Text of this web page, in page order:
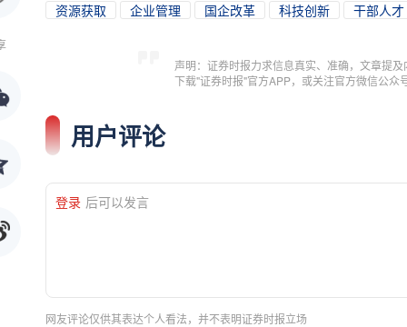
资源获取 企业管理 国企改革 科技创新 干部人才
声明：证券时报力求信息真实、准确，文章提
下载"证券时报"官方APP，或关注官方微信公
用户评论
登录 后可以发言
网友评论仅供其表达个人看法，并不表明证券时报立场